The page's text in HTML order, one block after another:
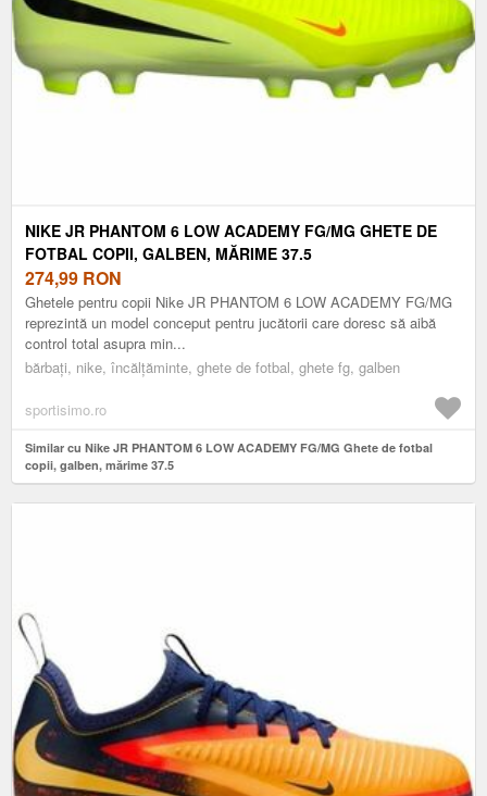
NIKE JR PHANTOM 6 LOW ACADEMY FG/MG GHETE DE
FOTBAL COPII, GALBEN, MĂRIME 37.5
274,99 RON
Ghetele pentru copii Nike JR PHANTOM 6 LOW ACADEMY FG/MG
reprezintă un model conceput pentru jucătorii care doresc să aibă
control total asupra min...
bărbați, nike, încălțăminte, ghete de fotbal, ghete fg, galben
sportisimo.ro
Similar cu Nike JR PHANTOM 6 LOW ACADEMY FG/MG Ghete de fotbal
copii, galben, mărime 37.5